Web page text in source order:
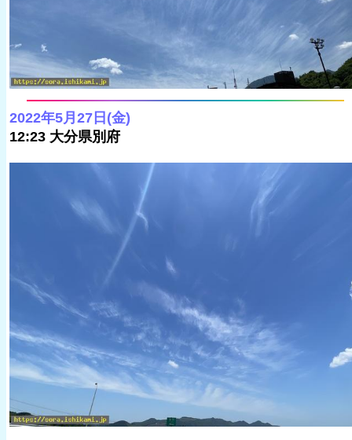
2022年5月27日(金)
12:23 大分県別府